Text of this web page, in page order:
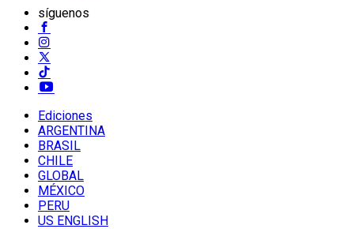
síguenos
Ediciones
ARGENTINA
BRASIL
CHILE
GLOBAL
MÉXICO
PERU
US ENGLISH